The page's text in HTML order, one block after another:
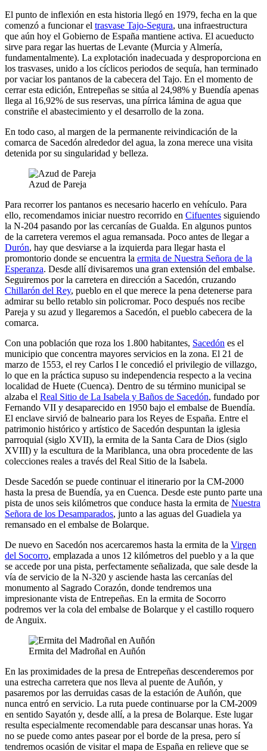
El punto de inflexión en esta historia llegó en 1979, fecha en la que
comenzó a funcionar el trasvase Tajo-Segura, una infraestructura
que aún hoy el Gobierno de España mantiene activa. El acueducto
sirve para regar las huertas de Levante (Murcia y Almería,
fundamentalmente). La explotación inadecuada y desproporciona en
los trasvases, unido a los cíclicos periodos de sequía, han terminado
por vaciar los pantanos de la cabecera del Tajo. En el momento de
cerrar esta edición, Entrepeñas se sitúa al 24,98% y Buendía apenas
llega al 16,92% de sus reservas, una pírrica lámina de agua que
constriñe el abastecimiento y el desarrollo de la zona.
En todo caso, al margen de la permanente reivindicación de la
comarca de Sacedón alrededor del agua, la zona merece una visita
detenida por su singularidad y belleza.
Azud de Pareja
Para recorrer los pantanos es necesario hacerlo en vehículo. Para
ello, recomendamos iniciar nuestro recorrido en Cifuentes siguiendo
la N-204 pasando por las cercanías de Gualda. En algunos puntos
de la carretera veremos el agua remansada. Poco antes de llegar a
Durón, hay que desviarse a la izquierda para llegar hasta el
promontorio donde se encuentra la ermita de Nuestra Señora de la
Esperanza. Desde allí divisaremos una gran extensión del embalse.
Seguiremos por la carretera en dirección a Sacedón, cruzando
Chillarón del Rey, pueblo en el que merece la pena detenerse para
admirar su bello retablo sin policromar. Poco después nos recibe
Pareja y su azud y llegaremos a Sacedón, el pueblo cabecera de la
comarca.
Con una población que roza los 1.800 habitantes, Sacedón es el
municipio que concentra mayores servicios en la zona. El 21 de
marzo de 1553, el rey Carlos I le concedió el privilegio de villazgo,
lo que en la práctica supuso su independencia respecto a la vecina
localidad de Huete (Cuenca). Dentro de su término municipal se
alzaba el Real Sitio de La Isabela y Baños de Sacedón, fundado por
Fernando VII y desaparecido en 1950 bajo el embalse de Buendía.
El enclave sirvió de balneario para los Reyes de España. Entre el
patrimonio histórico y artístico de Sacedón despuntan la iglesia
parroquial (siglo XVII), la ermita de la Santa Cara de Dios (siglo
XVIII) y la escultura de la Mariblanca, una obra procedente de las
colecciones reales a través del Real Sitio de la Isabela.
Desde Sacedón se puede continuar el itinerario por la CM-2000
hasta la presa de Buendía, ya en Cuenca. Desde este punto parte una
pista de unos seis kilómetros que conduce hasta la ermita de Nuestra
Señora de los Desamparados, junto a las aguas del Guadiela ya
remansado en el embalse de Bolarque.
De nuevo en Sacedón nos acercaremos hasta la ermita de la Virgen
del Socorro, emplazada a unos 12 kilómetros del pueblo y a la que
se accede por una pista, perfectamente señalizada, que sale desde la
vía de servicio de la N-320 y asciende hasta las cercanías del
monumento al Sagrado Corazón, donde tendremos una
impresionante vista de Entrepeñas. En la ermita de Socorro
podremos ver la cola del embalse de Bolarque y el castillo roquero
de Anguix.
Ermita del Madroñal en Auñón
En las proximidades de la presa de Entrepeñas descenderemos por
una estrecha carretera que nos lleva al puente de Auñón, y
pasaremos por las derruidas casas de la estación de Auñón, que
nunca entró en servicio. La ruta puede continuarse por la CM-2009
en sentido Sayatón y, desde allí, a la presa de Bolarque. Este lugar
resulta especialmente recomendable para descansar unas horas. Ya
no se puede como antes pasear por el borde de la presa, pero sí
tendremos ocasión de visitar el mapa de España en relieve que se